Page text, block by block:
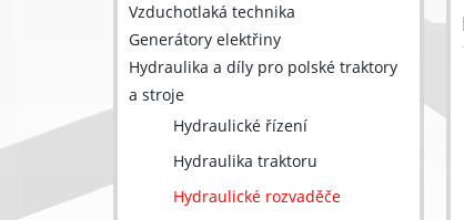
Vzduchotlaká technika
Generátory elektřiny
Hydraulika a díly pro polské traktory
a stroje
Hydraulické řízení
Hydraulika traktoru
Hydraulické rozvaděče